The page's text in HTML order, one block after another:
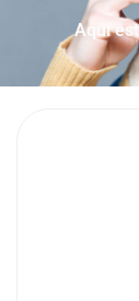
Aquí